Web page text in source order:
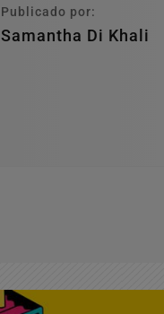
Publicado por:
Samantha Di Khali